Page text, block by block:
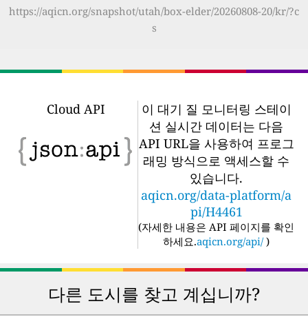
https://aqicn.org/snapshot/utah/box-elder/20260808-20/kr/?c
s
Cloud API
이 대기 질 모니터링 스테이
션 실시간 데이터는 다음
API URL을 사용하여 프로그
래밍 방식으로 액세스할 수
있습니다.
aqicn.org/data-platform/a
pi/H4461
(자세한 내용은 API 페이지를 확인
하세요.aqicn.org/api/ )
다른 도시를 찾고 계십니까?